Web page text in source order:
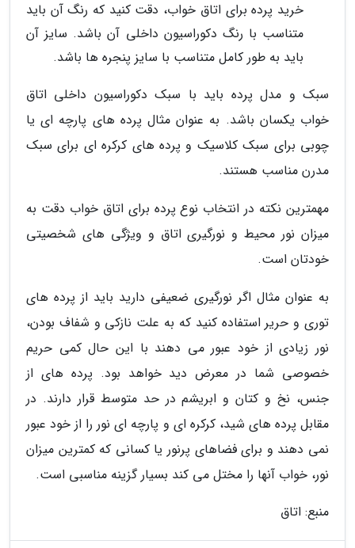
خرید پرده برای اتاق خواب، دقت کنید که رنگ آن باید
متناسب با رنگ دکوراسیون داخلی آن باشد. سایز آن
باید به طور کامل متناسب با سایز پنجره ها باشد.
سبک و مدل پرده باید با سبک دکوراسیون داخلی اتاق
خواب یکسان باشد. به عنوان مثال پرده های پارچه ای یا
چوبی برای سبک کلاسیک و پرده های کرکره ای برای سبک
مدرن مناسب هستند.
مهمترین نکته در انتخاب نوع پرده برای اتاق خواب دقت به
میزان نور محیط و نورگیری اتاق و ویژگی های شخصیتی
خودتان است.
به عنوان مثال اگر نورگیری ضعیفی دارید باید از پرده های
توری و حریر استفاده کنید که به علت نازکی و شفاف بودن،
نور زیادی از خود عبور می دهند با این حال کمی حریم
خصوصی شما در معرض دید خواهد بود. پرده های از
جنس، نخ و کتان و ابریشم در حد متوسط قرار دارند. در
مقابل پرده های شید، کرکره ای و پارچه ای نور را از خود عبور
نمی دهند و برای فضاهای پرنور یا کسانی که کمترین میزان
نور، خواب آنها را مختل می کند بسیار گزینه مناسبی است.
منبع: اتاق